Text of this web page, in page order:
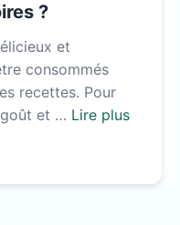
?
et
consommés
recettes. Pour
et … Lire plus